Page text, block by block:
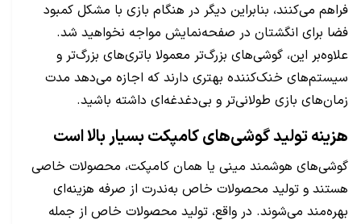
فراهم می‌کنند، بنابراین دیگر در هنگام بازی با مشکل کمبود
فضا برای انگشتان در صفحه‌نمایش مواجه نخواهید شد.
علاوه‌بر این، گوشی‌های بزرگ‌تر معمولا باتری‌های بزرگ‌تر و
سیستم‌های خنک‌کننده بهتری دارند که اجازه می‌دهد مدت
زمان‌های بازی طولانی‌تر و بی‌دغدغه‌ای داشته باشید.
هزینه تولید گوشی‌های کامپکت بسیار بالا است
گوشی‌های هوشمند مینی یا همان کامپکت، محصولات خاصی
هستند و تولید محصولات خاص به‌ندرت از صرفه‌ هزینه‌ای
بهره‌مند می‌شوند. در واقع، تولید محصولات خاص از جمله